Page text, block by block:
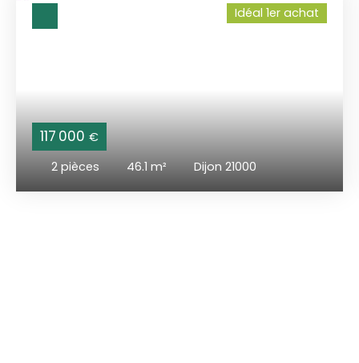
117 000 €
2 pièces 46.1 m² Dijon 21000
Idéal 1er achat